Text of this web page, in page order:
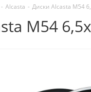
- Alcasta - Диски Alcasta M54
M54